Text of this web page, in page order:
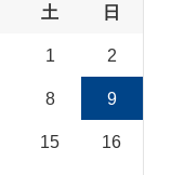
土 日
1 2
8 9
15 16